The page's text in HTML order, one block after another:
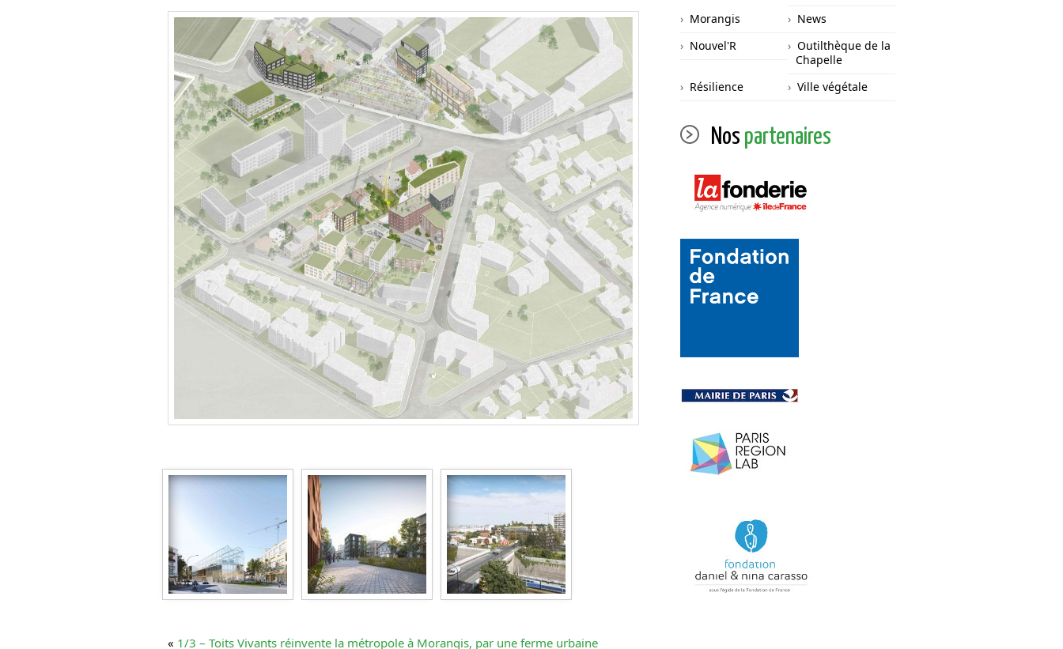
« 1/3 – Toits Vivants réinvente la métropole à Morangis, par une ferme urbaine
Morangis
News
Nouvel'R
Outilthèque de la
Chapelle
Résilience
Ville végétale
Nos partenaires